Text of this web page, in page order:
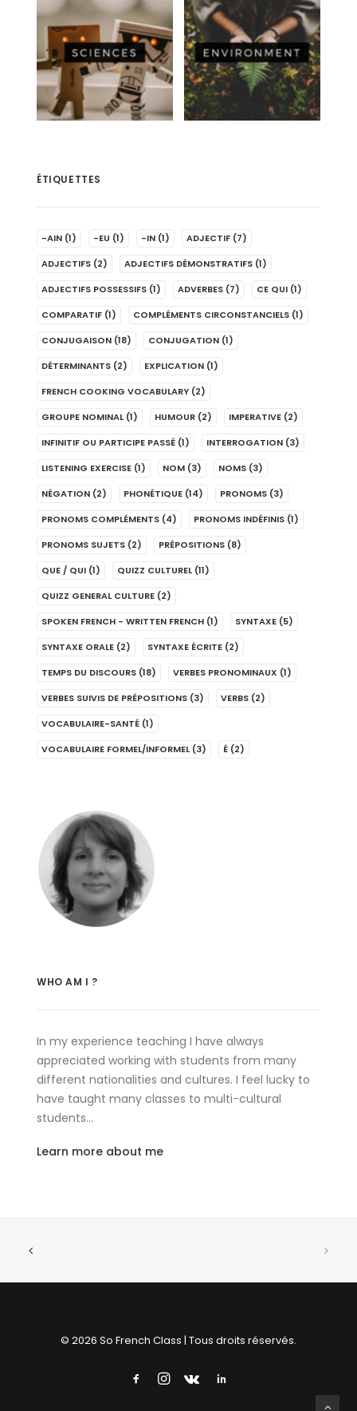
ÉTIQUETTES
-AIN (1) -EU (1) -IN (1) ADJECTIF (7)
ADJECTIFS (2) ADJECTIFS DÉMONSTRATIFS (1)
ADJECTIFS POSSESSIFS (1) ADVERBES (7) CE QUI (1)
COMPARATIF (1) COMPLÉMENTS CIRCONSTANCIELS (1)
CONJUGAISON (18) CONJUGATION (1)
DÉTERMINANTS (2) EXPLICATION (1)
FRENCH COOKING VOCABULARY (2)
GROUPE NOMINAL (1) HUMOUR (2) IMPERATIVE (2)
INFINITIF OU PARTICIPE PASSÉ (1) INTERROGATION (3)
LISTENING EXERCISE (1) NOM (3) NOMS (3)
NÉGATION (2) PHONÉTIQUE (14) PRONOMS (3)
PRONOMS COMPLÉMENTS (4) PRONOMS INDÉFINIS (1)
PRONOMS SUJETS (2) PRÉPOSITIONS (8)
QUE / QUI (1) QUIZZ CULTUREL (11)
QUIZZ GENERAL CULTURE (2)
SPOKEN FRENCH - WRITTEN FRENCH (1) SYNTAXE (5)
SYNTAXE ORALE (2) SYNTAXE ÉCRITE (2)
TEMPS DU DISCOURS (18) VERBES PRONOMINAUX (1)
VERBES SUIVIS DE PRÉPOSITIONS (3) VERBS (2)
VOCABULAIRE-SANTÉ (1)
VOCABULAIRE FORMEL/INFORMEL (3) É (2)
WHO AM I ?
In my experience teaching I have always
appreciated working with students from many
different nationalities and cultures. I feel lucky to
have taught many classes to multi-cultural
students…
Learn more about me
© 2026 So French Class | Tous droits réservés.